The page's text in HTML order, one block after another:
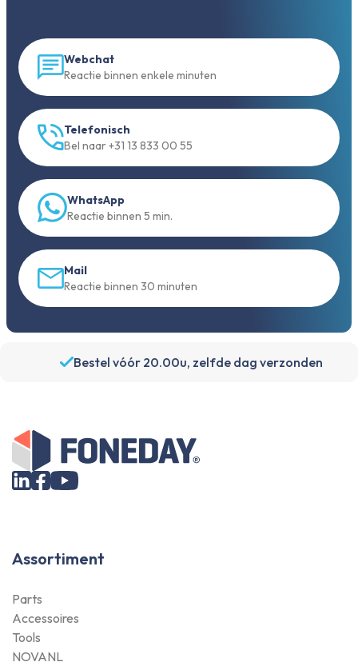
Webchat
Reactie binnen enkele minuten
Telefonisch
Bel naar +31 13 833 00 55
WhatsApp
Reactie binnen 5 min.
Mail
Reactie binnen 30 minuten
Bestel vóór 20.00u, zelfde dag verzonden
Assortiment
Parts
Accessoires
Tools
NOVANL